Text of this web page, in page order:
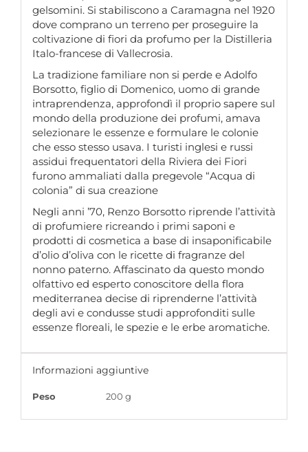
gelsomini. Si stabiliscono a Caramagna nel 1920
dove comprano un terreno per proseguire la
coltivazione di fiori da profumo per la Distilleria
Italo-francese di Vallecrosia.
La tradizione familiare non si perde e Adolfo
Borsotto, figlio di Domenico, uomo di grande
intraprendenza, approfondì il proprio sapere sul
mondo della produzione dei profumi, amava
selezionare le essenze e formulare le colonie
che esso stesso usava. I turisti inglesi e russi
assidui frequentatori della Riviera dei Fiori
furono ammaliati dalla pregevole “Acqua di
colonia” di sua creazione
Negli anni ’70, Renzo Borsotto riprende l’attività
di profumiere ricreando i primi saponi e
prodotti di cosmetica a base di insaponificabile
d’olio d’oliva con le ricette di fragranze del
nonno paterno. Affascinato da questo mondo
olfattivo ed esperto conoscitore della flora
mediterranea decise di riprenderne l’attività
degli avi e condusse studi approfonditi sulle
essenze floreali, le spezie e le erbe aromatiche.
Informazioni aggiuntive
Peso 200 g